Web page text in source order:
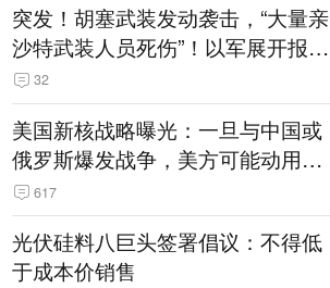
突发！胡塞武装发动袭击，“大量亲
沙特武装人员死伤”！以军展开报复
性空袭
32
美国新核战略曝光：一旦与中国或
俄罗斯爆发战争，美方可能动用战
术核武器
617
光伏硅料八巨头签署倡议：不得低
于成本价销售